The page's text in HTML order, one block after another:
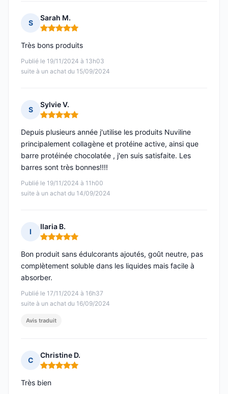
S
Sarah M.
Note : 5 sur 5
Publié le 19/11/2024 à 13h03
suite à un achat du 15/09/2024
Très bons produits
S
Sylvie V.
Note : 5 sur 5
Publié le 19/11/2024 à 11h00
suite à un achat du 14/09/2024
Depuis plusieurs année j'utilise les produits Nuviline
principalement collagène et protéine active, ainsi que
barre protéinée chocolatée , j'en suis satisfaite. Les
barres sont très bonnes!!!!
I
Ilaria B.
Note : 5 sur 5
Publié le 17/11/2024 à 16h37
suite à un achat du 16/09/2024
Bon produit sans édulcorants ajoutés, goût neutre, pas
complètement soluble dans les liquides mais facile à
absorber.
Avis traduit
C
Christine D.
Note : 5 sur 5
Très bien